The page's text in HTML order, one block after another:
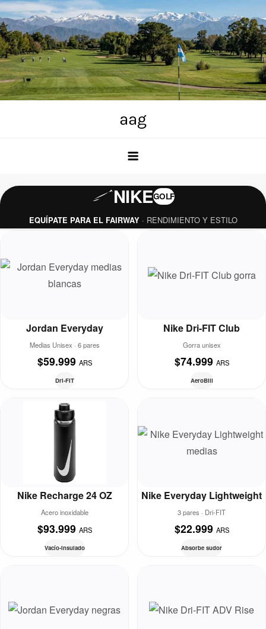
Skip
to
content
aag
NIKEGOLF
EQUÍPATE PARA EL FAIRWAY· RENDIMIENTO Y ESTILO
Jordan Everyday
Medias Unisex · 6 pares
$59.999 ARS
Dri-FIT
Nike Dri-FIT Club
Gorra unisex
$74.999 ARS
AeroBill
Nike Recharge 24 OZ
Acero inoxidable
$93.999 ARS
Vacío-insulado
Nike Everyday Lightweight
3 pares · Dri-FIT
$22.999 ARS
Absorbe sudor